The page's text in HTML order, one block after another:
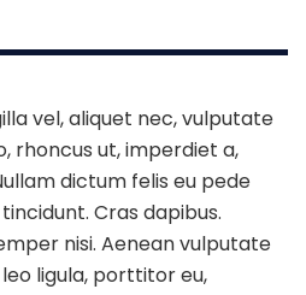
vel, aliquet nec, vulputate
rhoncus ut, imperdiet a,
dictum felis eu pede
Cras dapibus.
nisi. Aenean vulputate
ligula, porttitor eu,